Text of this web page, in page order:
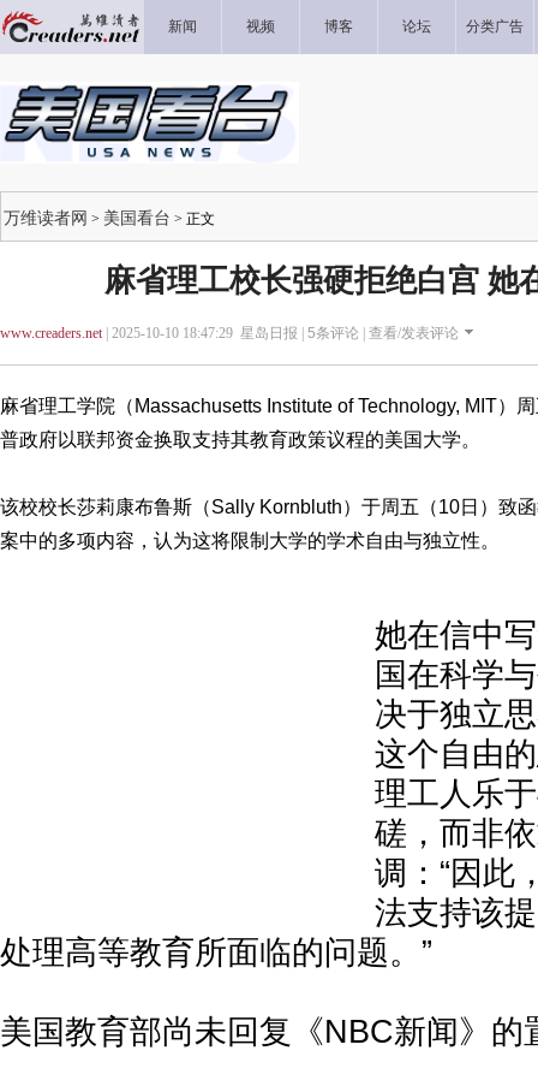
新闻 视频 博客 论坛 分类广告
万维读者网 > 美国看台 > 正文
麻省理工校长强硬拒绝白宫
www.creaders.net| 2025-10-10 18:47:29 星岛日报 | 5条评论 | 查看/发表评论
麻省理工学院（Massachusetts Institute of Technology, MIT）
普政府以联邦资金换取支持其教育政策议程的美国大学。
该校校长莎莉康布鲁斯（Sally Kornbluth）于周五（10日）致
案中的多项内容，认为这将限制大学的学术自由与独立性。
她在信中
国在科学
决于独立
这个自由
理工人乐
磋，而非
调：“因此
法支持该
处理高等教育所面临的问题。”
美国教育部尚未回复《NBC新闻》的